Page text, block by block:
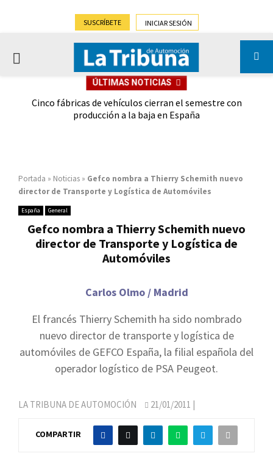
SUSCRÍBETE INICIAR SESIÓN
PRIMARY
ÚLTIMAS NOTICIAS
Cinco fábricas de vehículos cierran el semestre con
producción a la baja en España
Portada » Noticias » Gefco nombra a Thierry Schemith nuevo
director de Transporte y Logística de Automóviles
España General
Gefco nombra a Thierry Schemith nuevo
director de Transporte y Logística de
Automóviles
Carlos Olmo / Madrid
El francés Thierry Schemith ha sido nombrado
nuevo director de transporte y logística de
automóviles de GEFCO España, la filial española del
operador logístico de PSA Peugeot.
LA TRIBUNA DE AUTOMOCIÓN 21/01/2011 |
COMPARTIR